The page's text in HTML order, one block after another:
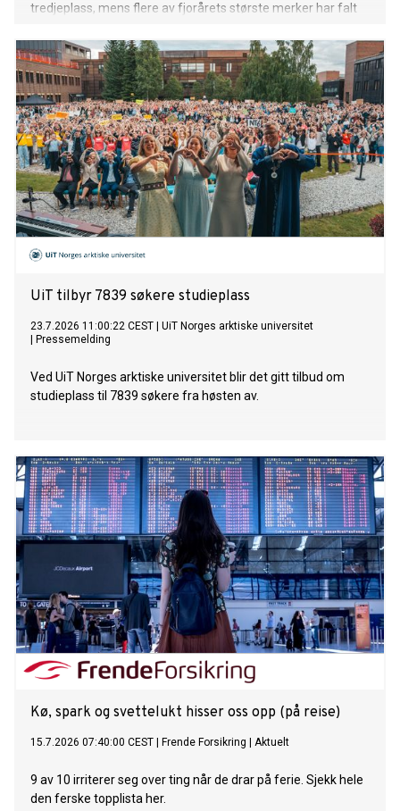
tredjeplass, mens flere av fjorårets største merker har falt
UiT tilbyr 7839 søkere studieplass
23.7.2026 11:00:22 CEST
UiT Norges arktiske universitet
Pressemelding
Ved UiT Norges arktiske universitet blir det gitt tilbud om
studieplass til 7839 søkere fra høsten av.
Kø, spark og svettelukt hisser oss opp (på reise)
15.7.2026 07:40:00 CEST Frende Forsikring Aktuelt
9 av 10 irriterer seg over ting når de drar på ferie. Sjekk hele
den ferske topplista her.